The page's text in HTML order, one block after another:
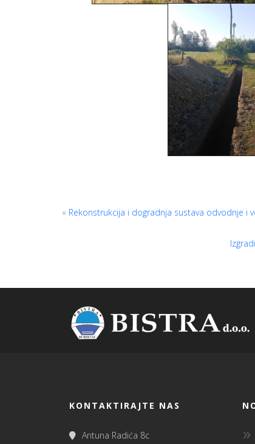
« Rekonstrukcija i dogradnja sustava odvodnje i
KONTAKTIRAJTE NAS
Antuna Radića 8c